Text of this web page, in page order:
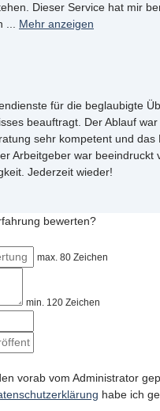
Dieser Service hat mir
... Mehr anzeigen
für die beglaubigte
beauftragt. Der Ablauf war
sehr kompetent und das
Arbeitgeber war beeindruckt
Jederzeit wieder!
bewerten?
max. 80 Zeichen
min. 120 Zeichen
vorab vom Administrator
habe ich